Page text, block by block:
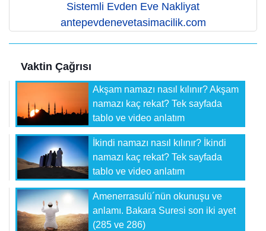
Sistemli Evden Eve Nakliyat
antepevdenevetasimacilik.com
Vaktin Çağrısı
Akşam namazı nasıl kılınır? Akşam
namazı kaç rekat? Tek sayfada
tablo ve video anlatım
İkindi namazı nasıl kılınır? İkindi
namazı kaç rekat? Tek sayfada
tablo ve video anlatım
Amenerrasulü´nün okunuşu ve
anlamı. Bakara Suresi son iki ayet
(285 ve 286)